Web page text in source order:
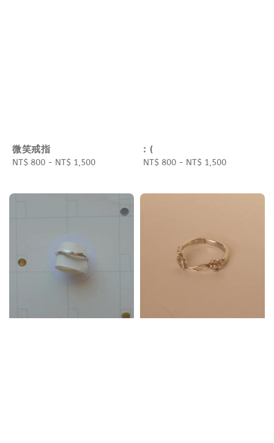
微笑戒指
Regular
NT$ 800 - NT$ 1,500
: (
Regular
NT$ 800 - NT$ 1,500